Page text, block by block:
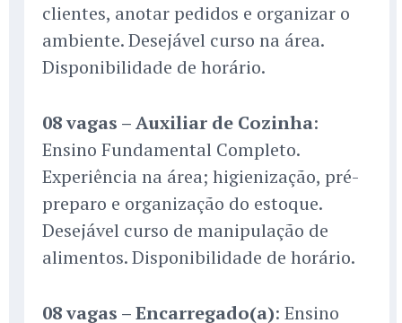
clientes, anotar pedidos e organizar o
ambiente. Desejável curso na área.
Disponibilidade de horário.
08 vagas – Auxiliar de Cozinha:
Ensino Fundamental Completo.
Experiência na área; higienização, pré-
preparo e organização do estoque.
Desejável curso de manipulação de
alimentos. Disponibilidade de horário.
08 vagas – Encarregado(a): Ensino